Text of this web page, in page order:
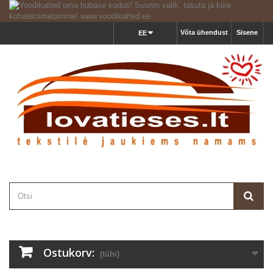
Sisene
Võta ühendust
EE
Ostukorv: (tühi)